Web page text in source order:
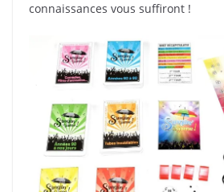
connaissances vous suffiront !